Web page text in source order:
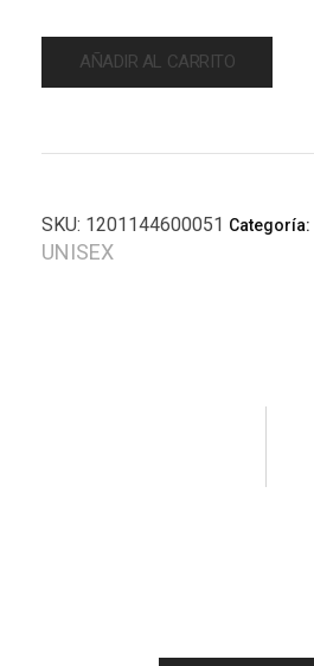
AÑADIR AL CARRITO
SKU: 1201144600051 Categoría:
UNISEX